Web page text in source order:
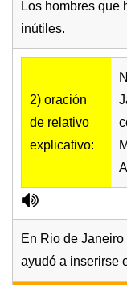
Los hombres que
inútiles.
2) oración
de relativo
explicativo:
En Rio de
ayudó a inserirse